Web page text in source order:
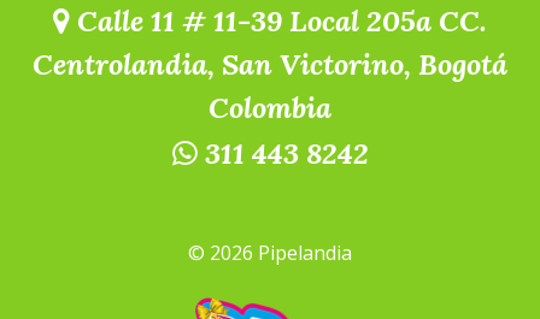
Calle 11 # 11-39 Local 205a CC.
Centrolandia, San Victorino, Bogotá
Colombia
311 443 8242
© 2026 Pipelandia